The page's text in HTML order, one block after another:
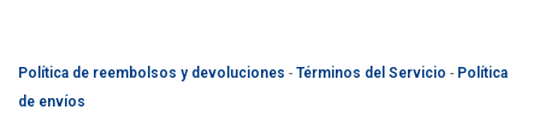
Política de reembolsos y devoluciones - Términos del Servicio - Política
de envíos